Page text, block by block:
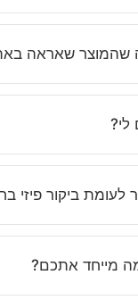
שהמוצר שאראה
ביקור פיזי
מה מייחד אתכם?